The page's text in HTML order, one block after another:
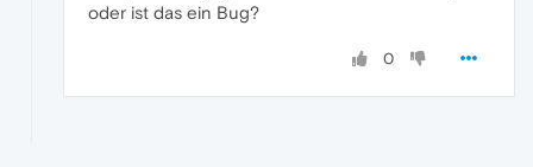
oder ist das ein Bug?
0